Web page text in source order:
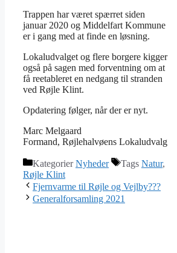
Trappen har været spærret siden
januar 2020 og Middelfart Kommune
er i gang med at finde en løsning.
Lokaludvalget og flere borgere kigger
også på sagen med forventning om at
få reetableret en nedgang til stranden
ved Røjle Klint.
Opdatering følger, når der er nyt.
Marc Melgaard
Formand, Røjlehalvøens Lokaludvalg
KategorierNyheder Tags Natur,
Røjle Klint
Fjernvarme til Røjle og Vejlby???
Generalforsamling 2021